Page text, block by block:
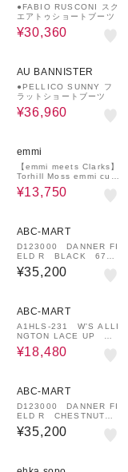
●FABIO RUSCONI スク
エアトゥショートブーツ
¥30,360
AU BANNISTER
●PELLICO SUNNY フ
ラットショートブーツ
¥36,960
emmi
【emmi meets Clarks】
Torhill Moss emmi cust
omize exclusive model
16
¥13,750
ABC-MART
D123000 DANNER FI
ELD R BLACK 6752
82-0001
¥35,200
ABC-MART
A1HLS-231 W'S ALLI
NGTON LACE UP WH
EAT NUBUCK 68417
8-0001
¥18,480
ABC-MART
D123000 DANNER FI
ELD R CHESTNUT 6
75282-0004
¥35,200